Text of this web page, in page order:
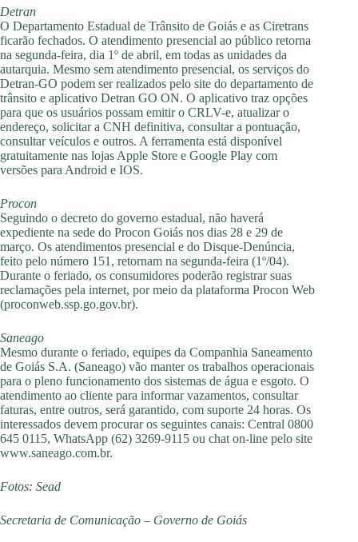
Detran
O Departamento Estadual de Trânsito de Goiás e as Ciretrans
ficarão fechados. O atendimento presencial ao público retorna
na segunda-feira, dia 1º de abril, em todas as unidades da
autarquia. Mesmo sem atendimento presencial, os serviços do
Detran-GO podem ser realizados pelo site do departamento de
trânsito e aplicativo Detran GO ON. O aplicativo traz opções
para que os usuários possam emitir o CRLV-e, atualizar o
endereço, solicitar a CNH definitiva, consultar a pontuação,
consultar veículos e outros. A ferramenta está disponível
gratuitamente nas lojas Apple Store e Google Play com
versões para Android e IOS.
Procon
Seguindo o decreto do governo estadual, não haverá
expediente na sede do Procon Goiás nos dias 28 e 29 de
março. Os atendimentos presencial e do Disque-Denúncia,
feito pelo número 151, retornam na segunda-feira (1º/04).
Durante o feriado, os consumidores poderão registrar suas
reclamações pela internet, por meio da plataforma Procon Web
(proconweb.ssp.go.gov.br).
Saneago
Mesmo durante o feriado, equipes da Companhia Saneamento
de Goiás S.A. (Saneago) vão manter os trabalhos operacionais
para o pleno funcionamento dos sistemas de água e esgoto. O
atendimento ao cliente para informar vazamentos, consultar
faturas, entre outros, será garantido, com suporte 24 horas. Os
interessados devem procurar os seguintes canais: Central 0800
645 0115, WhatsApp (62) 3269-9115 ou chat on-line pelo site
www.saneago.com.br.
Fotos: Sead
Secretaria de Comunicação – Governo de Goiás